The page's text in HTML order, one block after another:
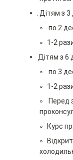
. Дітям з 3
по 2
1-2
Дітям з 6
по 3
1-2
Перед
Курс